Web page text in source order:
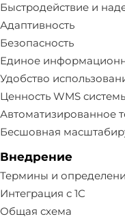
Быстродействие и
Адаптивность
Безопасность
Единое
Удобство
Ценность WMS
Автоматизированное
Бесшовная
Внедрение
Термины и
Интеграция с 1С
Общая схема